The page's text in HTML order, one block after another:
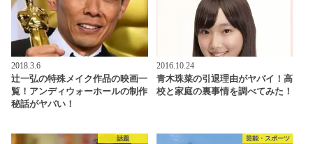
2018.3.6
辻一弘の特殊メイク作品の映画一
覧！アンディウォーホールの制作
秘話がヤバい！
2016.10.24
青木珠菜の引退理由がヤバイ！高
校と家庭の裏事情を調べてみた！
話題 芸能・スポーツ